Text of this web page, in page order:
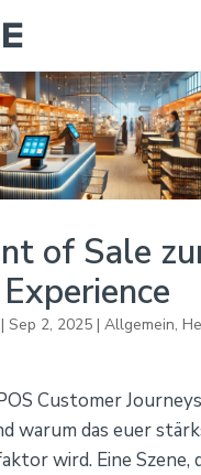
of Sale
Sep 2, 2025| Allgemein,
Customer Journeys
warum das euer
wird. Eine Szene,